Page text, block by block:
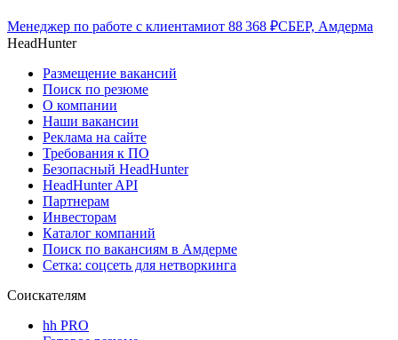
Менеджер по работе с клиентамиот 88 368 ₽СБЕР, Амдерма
HeadHunter
Размещение вакансий
Поиск по резюме
О компании
Наши вакансии
Реклама на сайте
Требования к ПО
Безопасный HeadHunter
HeadHunter API
Партнерам
Инвесторам
Каталог компаний
Поиск по вакансиям в Амдерме
Сетка: соцсеть для нетворкинга
Соискателям
hh PRO